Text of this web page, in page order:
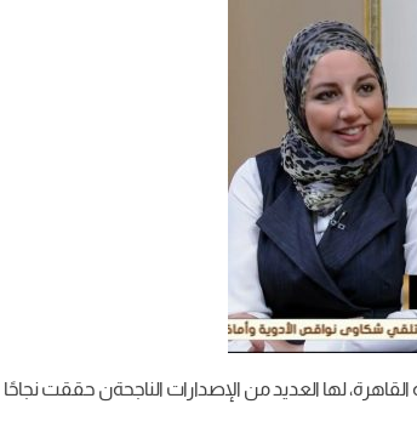
لها العديد من الإصدارات الناجحةن حققت نجاحًا